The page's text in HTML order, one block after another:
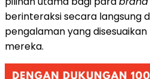
berinteraksi secara langsung
pengalaman yang
mereka.